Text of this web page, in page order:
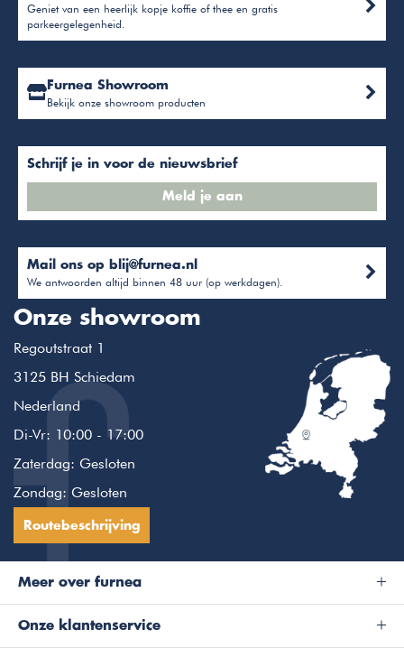
Geniet van een heerlijk kopje koffie of thee en gratis
parkeergelegenheid.
Furnea Showroom
Bekijk onze showroom producten
Schrijf je in voor de nieuwsbrief
Meld je aan
Mail ons op blij@furnea.nl
We antwoorden altijd binnen 48 uur (op werkdagen).
Onze showroom
Regoutstraat 1
3125 BH Schiedam
Nederland
Di-Vr: 10:00 - 17:00
Zaterdag: Gesloten
Zondag: Gesloten
Routebeschrijving
Meer over furnea
Onze klantenservice